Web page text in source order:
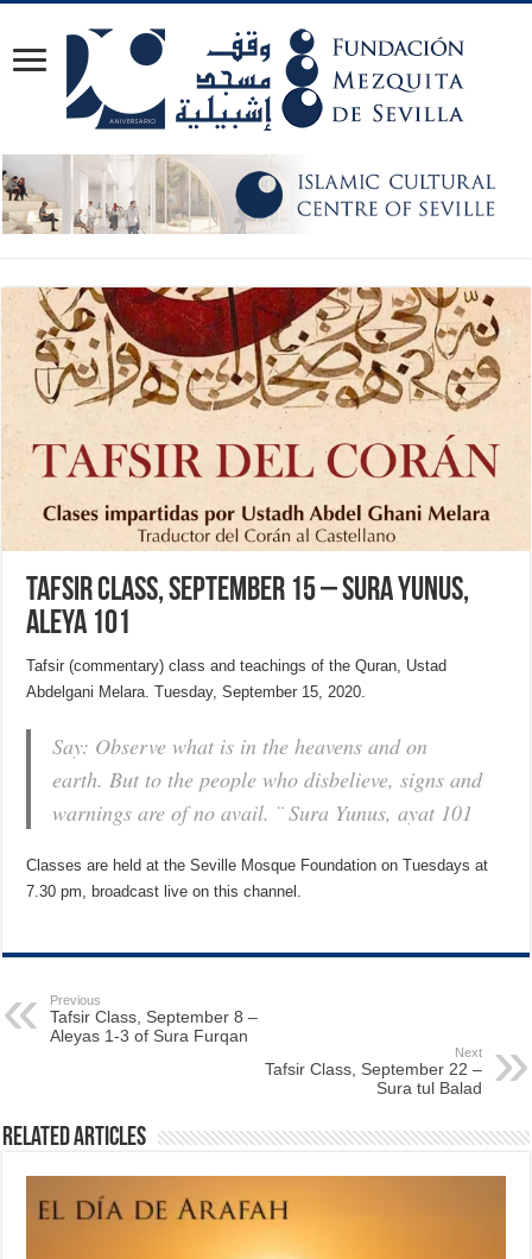
Tafsir Class, September 15 – Sura Yunus,
Aleya 101
Tafsir (commentary) class and teachings of the Quran, Ustad
Abdelgani Melara. Tuesday, September 15, 2020.
Say: Observe what is in the heavens and on
earth. But to the people who disbelieve, signs and
warnings are of no avail. ¨ Sura Yunus, ayat 101
Classes are held at the Seville Mosque Foundation on Tuesdays at
7.30 pm, broadcast live on this channel.
Previous
Tafsir Class, September 8 –
Aleyas 1-3 of Sura Furqan
Next
Tafsir Class, September 22 –
Sura tul Balad
Related Articles